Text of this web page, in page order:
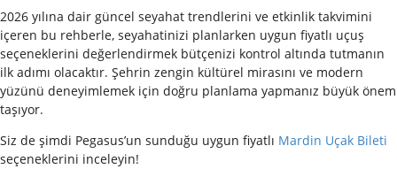
2026 yılına dair güncel seyahat trendlerini ve etkinlik takvimini
içeren bu rehberle, seyahatinizi planlarken uygun fiyatlı uçuş
seçeneklerini değerlendirmek bütçenizi kontrol altında tutmanın
ilk adımı olacaktır. Şehrin zengin kültürel mirasını ve modern
yüzünü deneyimlemek için doğru planlama yapmanız büyük önem
taşıyor.
Siz de şimdi Pegasus’un sunduğu uygun fiyatlı Mardin Uçak Bileti
seçeneklerini inceleyin!